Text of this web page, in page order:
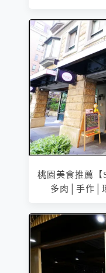
桃園美食推薦【
多肉│手作│